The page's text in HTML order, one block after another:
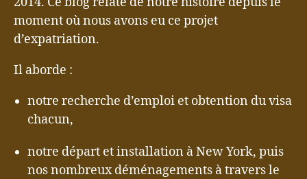
moment où nous avons eu ce projet
d’expatriation.
Il aborde :
notre recherche d’emploi et obtention du visa
chacun,
notre départ et installation à New York, puis
nos nombreux déménagements à travers le